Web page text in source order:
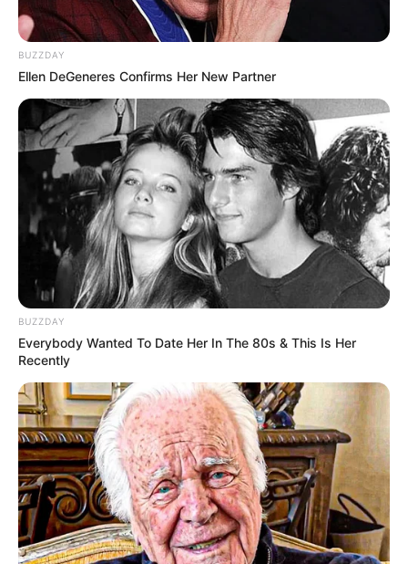
BUZZDAY
Ellen DeGeneres Confirms Her New Partner
BUZZDAY
Everybody Wanted To Date Her In The 80s & This Is Her
Recently